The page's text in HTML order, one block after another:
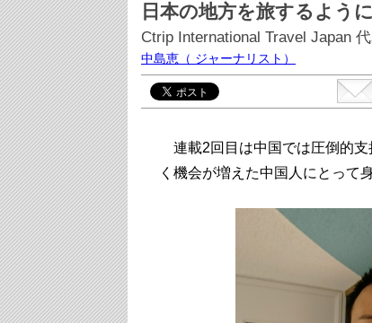
日本の地方を旅するよう
Ctrip International Travel Japan
中島恵 （ ジャーナリスト）
連載2回目は中国では圧倒的支
く機会が増えた中国人にとって